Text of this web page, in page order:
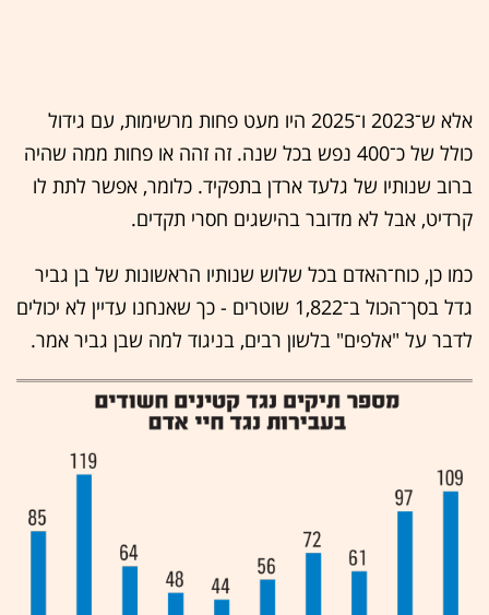
אלא ש־2023 ו־2025 היו מעט פחות מרשימות, עם גידול
כולל של כ־400 נפש בכל שנה. זה זהה או פחות ממה שהיה
ברוב שנותיו של גלעד ארדן בתפקיד. כלומר, אפשר לתת לו
קרדיט, אבל לא מדובר בהישגים חסרי תקדים.
כמו כן, כוח־האדם בכל שלוש שנותיו הראשונות של בן גביר
גדל בסך־הכול ב־1,822 שוטרים - כך שאנחנו עדיין לא יכולים
לדבר על "אלפים" בלשון רבים, בניגוד למה שבן גביר אמר.